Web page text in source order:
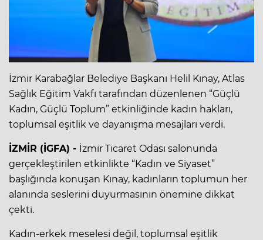
İzmir Karabağlar Belediye Başkanı Helil Kınay, Atlas
Sağlık Eğitim Vakfı tarafından düzenlenen “Güçlü
Kadın, Güçlü Toplum” etkinliğinde kadın hakları,
toplumsal eşitlik ve dayanışma mesajları verdi.
İZMİR (İGFA) - İzmir Ticaret Odası salonunda
gerçekleştirilen etkinlikte “Kadın ve Siyaset”
başlığında konuşan Kınay, kadınların toplumun her
alanında seslerini duyurmasının önemine dikkat
çekti.
Kadın-erkek meselesi değil, toplumsal eşitlik